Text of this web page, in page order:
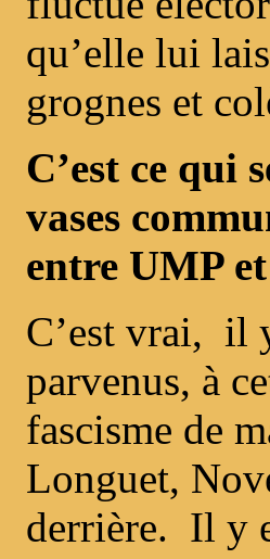
qu’elle lui
grognes et
C’est ce qui
vases
entre UMP
C’est vrai, il
parvenus, à
fascisme de
Longuet,
derrière. Il y